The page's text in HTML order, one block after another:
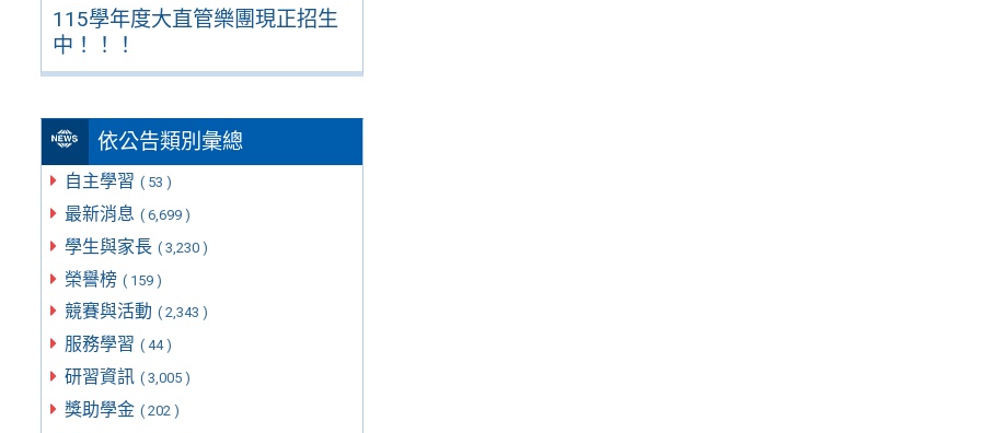
115學年度大直管樂團現正招生
中！！！
依公告類別彙總
自主學習 ( 53 )
最新消息 ( 6,699 )
學生與家長 ( 3,230 )
榮譽榜 ( 159 )
競賽與活動 ( 2,343 )
服務學習 ( 44 )
研習資訊 ( 3,005 )
獎助學金 ( 202 )